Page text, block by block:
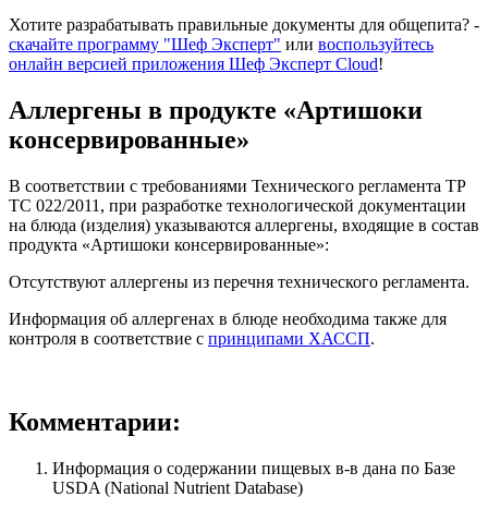
Хотите разрабатывать правильные документы для общепита? -
скачайте программу "Шеф Эксперт" или воспользуйтесь
онлайн версией приложения Шеф Эксперт Cloud!
Аллергены в продукте «Артишоки
консервированные»
В соответствии с требованиями Технического регламента ТР
ТС 022/2011, при разработке технологической документации
на блюда (изделия) указываются аллергены, входящие в состав
продукта «Артишоки консервированные»:
Отсутствуют аллергены из перечня технического регламента.
Информация об аллергенах в блюде необходима также для
контроля в соответствие с принципами ХАССП.
Комментарии:
Информация о содержании пищевых в-в дана по Базе
USDA (National Nutrient Database)